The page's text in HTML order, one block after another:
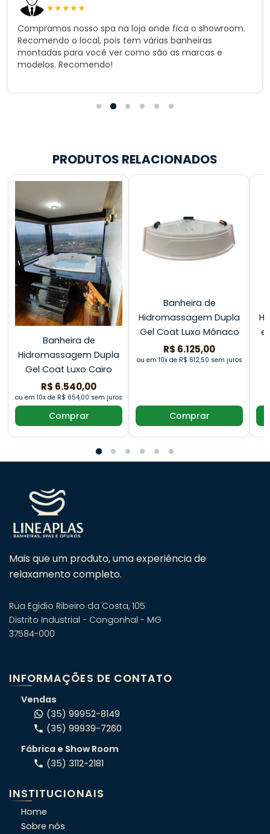
★★★★★
Compramos nosso spa na loja onde fica o showroom.
Recomendo o local, pois tem várias banheiras
montadas para você ver como são as marcas e
modelos. Recomendo!
PRODUTOS RELACIONADOS
Banheira de
Hidromassagem Dupla
Gel Coat Luxo Cairo
R$ 6.540,00
ou em 10x de R$ 654,00 sem juros
Comprar
Banheira de
Hidromassagem Dupla
Gel Coat Luxo Mônaco
R$ 6.125,00
ou em 10x de R$ 612,50 sem juros
Comprar
Mais que um produto, uma experiência de
relaxamento completo.
Rua Egidio Ribeiro da Costa, 105
Distrito Industrial - Congonhal - MG
37584-000
INFORMAÇÕES DE CONTATO
Vendas
(35) 99952-8149
(35) 99939-7260
Fábrica e Show Room
(35) 3112-2181
INSTITUCIONAIS
Home
Sobre nós
banheiras! 🛁
ORÇAMENTO RÁPIDO
Conte o seu projeto e indicamos o